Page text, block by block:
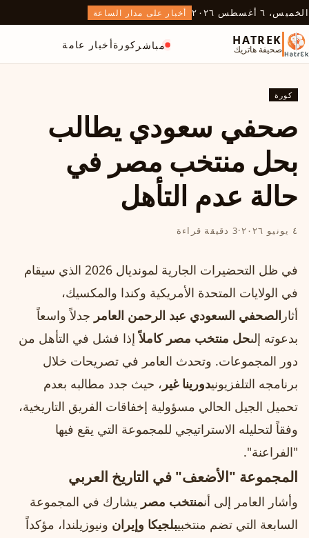
الخميس، ٦ أغسطس ٢٠٢٦ أخبار على مدار الساعة
HATREK
صحيفة هاتريك مباشر كورةأخبار عامة
كورة
صحفي سعودي يطالب
بحل منتخب مصر في
حالة عدم التأهل
٤ يونيو ٢٠٢٦ ·3 دقيقة قراءة
في ظل التحضيرات الجارية لمونديال 2026 الذي سيقام
في الولايات المتحدة الأمريكية وكندا والمكسيك،
أثار الصحفي السعودي عبد الرحمن العامر جدلاً واسعاً
بدعوته إلىحل منتخب مصر كاملاًإذا فشل في التأهل من
دور المجموعات. وتحدث العامر في تصريحات خلال
برنامجه التلفزيونيدورينا غير ، حيث جدد مطالبه بعدم
تحميل الجيل الحالي مسؤولية إخفاقات الفريق التاريخية،
وفقاً لتحليله الاستراتيجي للمجموعة التي يقع فيها
"الفراعنة".
المجموعة "الأضعف" في التاريخ العربي
وأشار العامر إلى أنمنتخب مصر يشارك في المجموعة
السابعة التي تضم منتخبيبلجيكا وإيران ونيوزيلندا، مؤكداً